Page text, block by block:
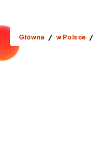
Główna / w Polsce /